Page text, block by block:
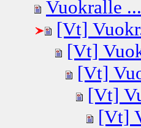
Vuokralle ...
[Vt]
[Vt]
[Vt]
[Vt]
[Vt]